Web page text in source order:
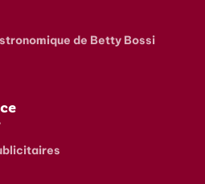
de Betty Bossi